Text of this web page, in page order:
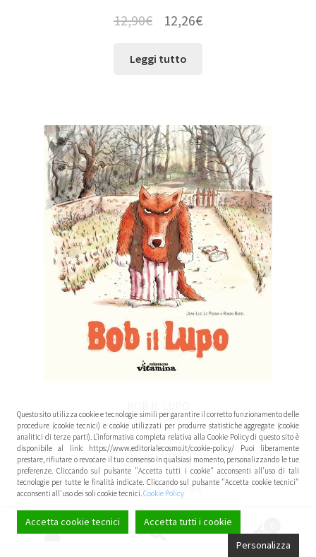
12,90€ 12,26€
Leggi tutto
IN OFFERTA!
12,90€ 12,26€
Leggi tutto
Questo sito utilizza cookie e tecnologie simili per garantire il corretto funzionamento delle
procedure (cookie tecnici) e cookie utilizzati per produrre statistiche aggregate (cookie
analitici di terze parti). L’informativa completa relativa alla Cookie Policy di questo sito è
disponibile al link: https://www.editorialecosmo.it/cookie-policy/ Puoi liberamente
prestare, rifiutare o revocare il tuo consenso in qualsiasi momento, personalizzando le tue
preferenze. Cliccando sul pulsante "Accetta tutti i cookie" acconsenti all'uso di tali
tecnologie per tutte le finalità indicate. Cliccando sul pulsante "Accetta cookie tecnici"
acconsenti all'uso dei soli cookie tecnici.Cookie Policy
Accetta cookie tecnici
Accetta tutti i cookie
Personalizza